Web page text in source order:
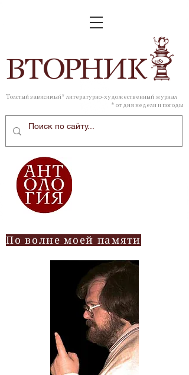
ВТОРНИК
Толстый зависимый* литературно-художественный журнал
* от дня недели и погоды
По волне моей памяти